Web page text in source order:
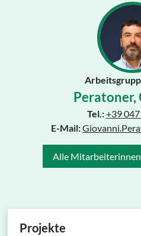
Peratoner,
Tel.:+39
E-Mail:
Alle
Projekte